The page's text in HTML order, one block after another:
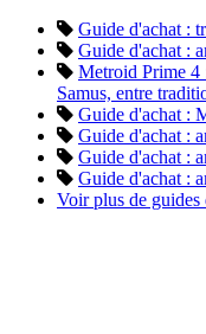
Guide d'achat :
Guide d'achat :
Metroid Prime 4
Samus, entre
Guide d'achat :
Guide d'achat :
Guide d'achat :
Guide d'achat :
Voir plus de guides